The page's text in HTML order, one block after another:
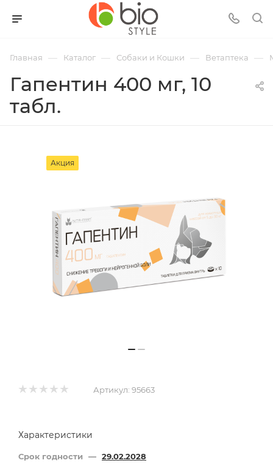
Главная — Каталог — Собаки и Кошки — Ветаптека —
Гапентин 400 мг, 10
табл.
Акция
Артикул: 95663
Характеристики
Срок годности — 29.02.2028